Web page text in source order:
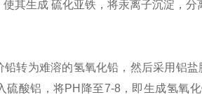
其生成 硫化亚铁，将汞离子沉淀，分
为难溶的氢氧化铅，然后采用铝盐
硫酸铝，将PH降至7-8，即生成氢氧